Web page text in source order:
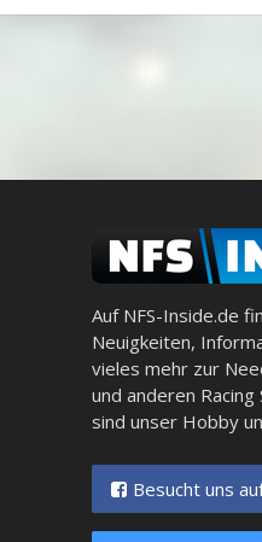
Auf NFS-Inside.de
Neuigkeiten,
vieles mehr zur
und anderen
sind unser Hobby
Besucht uns